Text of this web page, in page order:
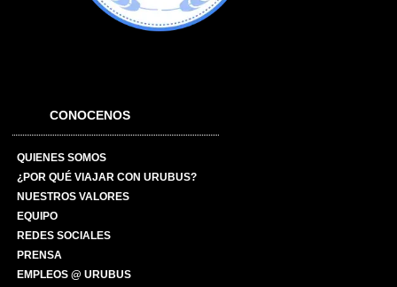
CONOCENOS
QUIENES SOMOS
¿POR QUÉ VIAJAR CON URUBUS?
NUESTROS VALORES
EQUIPO
REDES SOCIALES
PRENSA
EMPLEOS @ URUBUS